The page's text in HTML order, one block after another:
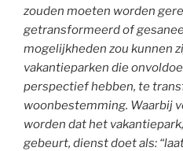
zouden moeten worden
getransformeerd of
mogelijkheden zou kunnen
vakantieparken die
perspectief hebben, te
woonbestemming. Waarbij
worden dat het
gebeurt, dienst doet als: